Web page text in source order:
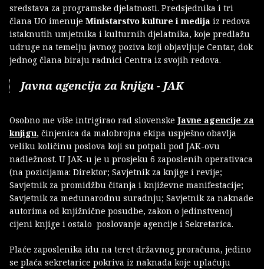
sredstava za programske djelatnosti. Predsjednika i tri
člana UO imenuje Ministarstvo kulture i medija iz redova
istaknutih umjetnika i kulturnih djelatnika, koje predlažu
udruge na temelju javnog poziva koji objavljuje Centar, dok
jednog člana biraju radnici Centra iz svojih redova.
Javna agencija za knjigu - JAK
Osobno me više intrigirao rad slovenske Javne agencije za
knjigu, činjenica da malobrojna ekipa uspješno obavlja
veliku količinu poslova koji su potpali pod JAK-ovu
nadležnost. U JAK-u je u prosjeku 6 zaposlenih operativaca
(na pozicijama: Direktor; Savjetnik za knjige i revije;
Savjetnik za promidžbu čitanja i književne manifestacije;
Savjetnik za međunarodnu suradnju; Savjetnik za naknade
autorima od knjižnične posudbe, zakon o jedinstvenoj
cijeni knjige i ostalo poslovanje agencije i Sekretarica.
Plaće zaposlenika idu na teret državnog proračuna, jedino
se plaća sekretarice pokriva iz naknada koje uplaćuju